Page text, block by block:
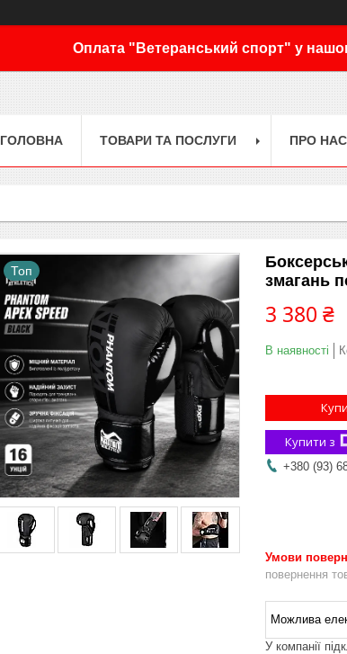
Оплата "Ветеранський спорт" у
ГОЛОВНА ТОВАРИ ТА ПОСЛУГИ ПРО НАС
Топ
змагань
3 380 ₴
В наявності
Купити з
+380 (93)
повернення
У компанії